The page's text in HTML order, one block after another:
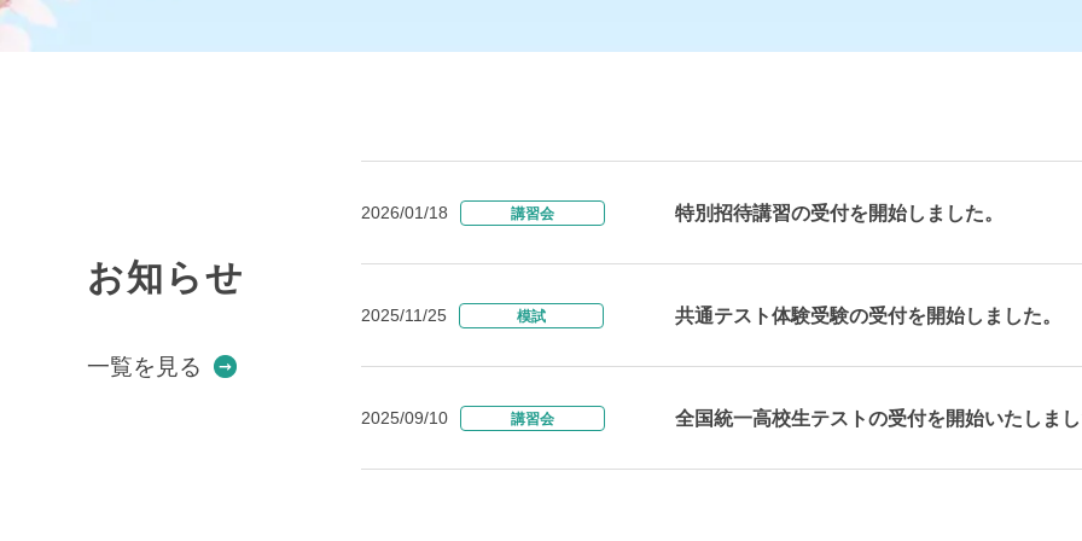
お知らせ
一覧を見る
2026/01/18 講習会 特別招待講習の受付を開始しました。
2025/11/25 模試 共通テスト体験受験の受付を開始しました。
2025/09/10 講習会 全国統一高校生テストの受付を開始いたしま